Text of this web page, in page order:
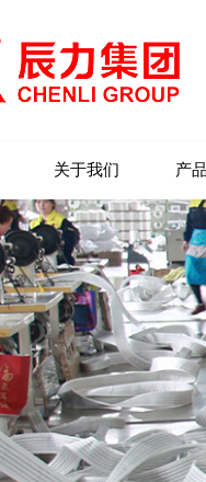
关于我们 产